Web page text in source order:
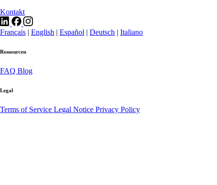
Kontakt
Français | English | Español | Deutsch | Italiano
Ressourcen
FAQ Blog
Legal
Terms of Service Legal Notice Privacy Policy